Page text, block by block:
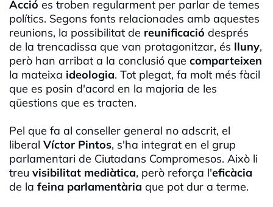
Acció es troben regularment per parlar de temes
polítics. Segons fonts relacionades amb aquestes
reunions, la possibilitat de reunificació després
de la trencadissa que van protagonitzar, és lluny,
però han arribat a la conclusió que comparteixen
la mateixa ideologia. Tot plegat, fa molt més fàcil
que es posin d'acord en la majoria de les
qüestions que es tracten.
Pel que fa al conseller general no adscrit, el
liberal Víctor Pintos, s'ha integrat en el grup
parlamentari de Ciutadans Compromesos. Això li
treu visibilitat mediàtica, però reforça l'eficàcia
de la feina parlamentària que pot dur a terme.